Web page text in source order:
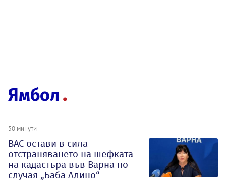
Ямбол
50 минути
ВАС остави в сила
отстраняването на шефката
на кадастъра във Варна по
случая „Баба Алино“